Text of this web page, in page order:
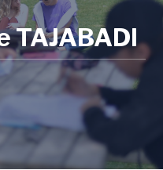
TAJABADI